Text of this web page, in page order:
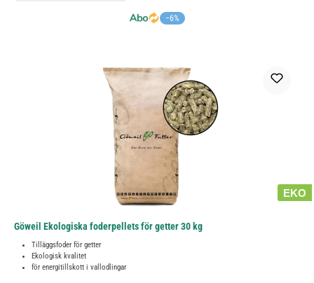
−6%
EKO
Göweil Ekologiska foderpellets för getter 30 kg
Tilläggsfoder för getter
Ekologisk kvalitet
för energitillskott i vallodlingar